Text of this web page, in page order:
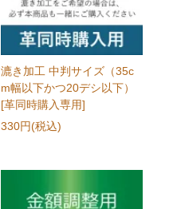
漉き加工 中判サイズ（35c
m幅以下かつ20デシ以下）
[革同時購入専用]
330円(税込)